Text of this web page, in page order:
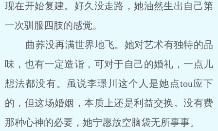
现在开始复建。好久没走路，她油然生出自己第
一次驯服四肢的感觉。
曲荞没再满世界地飞。她对艺术有独特的品
味，也有一定造诣，可对于自己的婚礼，一点儿
想法都没有。虽说李璟川这个人是她点tou应下
的，但这场婚姻，本质上还是利益交换。没有费
那种心神的必要，她宁愿放空脑袋无所事事。